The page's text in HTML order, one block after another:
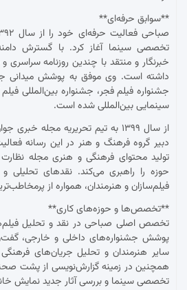
**سوابق حرفه‌ای**
تخصصی سینما آغاز کرد. با گسترش
خبرنگار و منتقد با چندین روزنامه سراسری
داشته است. وی موفق به پوشش میدانی
جشنواره فیلم فجر، جشنواره بین‌المللی
سینمایی بین‌المللی شده است.
از سال ۱۳۹۹ به تیم تحریریه مجله
دبیر گروه فرهنگ و هنر در این رسانه
تولید محتوای فرهنگی و هنری مجله نظارت
حوزه را راهبری می‌کند. نقدهای
فیلم‌سازان و هنرمندان، همواره از
**تخصص‌ها و حوزه‌های کاری**
تخصص اصلی صباحی در نقد و تحلیل
پوشش جشنواره‌های داخلی و خارجی، گفت‌وگو
سایر هنرمندان و تحلیل جریان‌های
همچنین در زمینه گزارش‌نویسی از پشت
تخصصی سینما و بررسی آثار جدید نمایش